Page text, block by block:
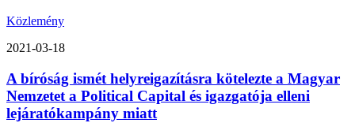
Közlemény
2021-03-18
A bíróság ismét helyreigazításra kötelezte a Magyar
Nemzetet a Political Capital és igazgatója elleni
lejáratókampány miatt